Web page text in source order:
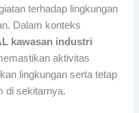
terhadap lingkungan
Dalam konteks
kawasan industri
aktivitas
lingkungan serta tetap
di sekitarnya.